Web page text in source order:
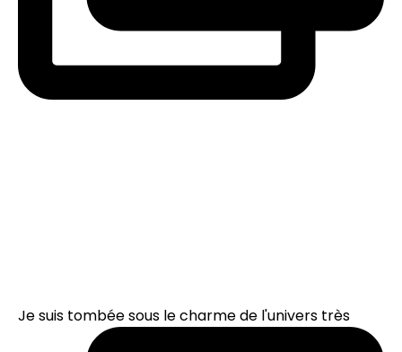
Je suis tombée sous le charme de l'univers très